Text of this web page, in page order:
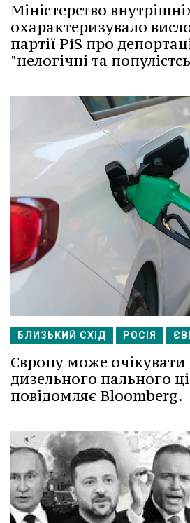
Міністерство
охарактеризувало
партії PiS про
"нелогічні та
БЛИЗЬКИЙ СХІД РОСІЯ
Європу може очікувати
дизельного пального
повідомляє Bloomberg.